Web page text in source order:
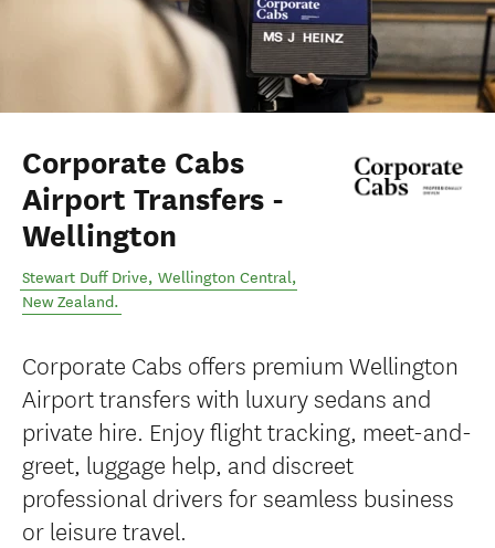
Corporate Cabs
Airport Transfers -
Wellington
Stewart Duff Drive, Wellington Central,
New Zealand.
Corporate Cabs offers premium Wellington
Airport transfers with luxury sedans and
private hire. Enjoy flight tracking, meet-and-
greet, luggage help, and discreet
professional drivers for seamless business
or leisure travel.